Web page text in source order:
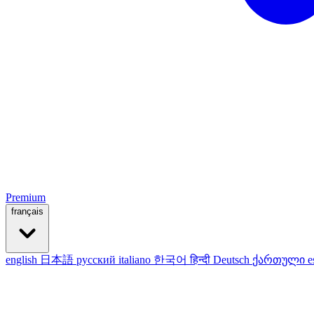
Premium
français
english 日本語 русский italiano 한국어हिन्दी Deutsch ქართული